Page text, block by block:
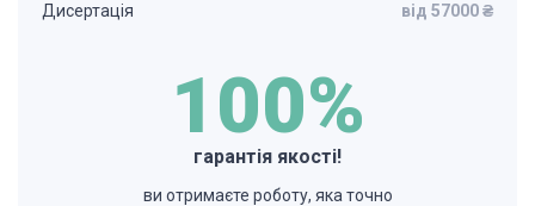
Дисертація від 57000 ₴
100%
гарантія якості!
ви отримаєте роботу, яка точно